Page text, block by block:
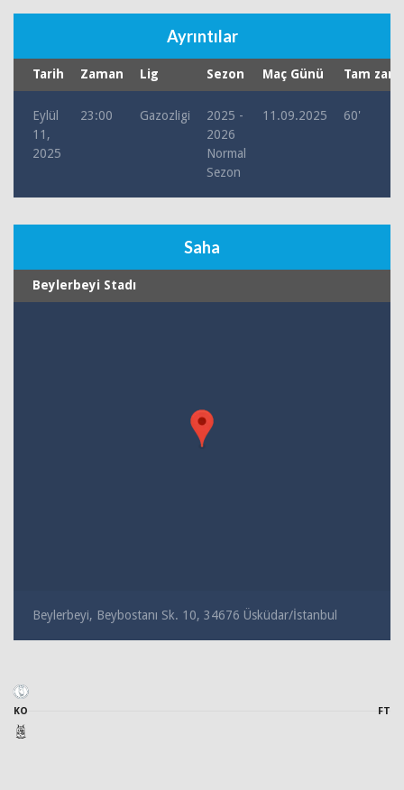
Ayrıntılar
Tarih Zaman Lig Sezon Maç Günü Tam
Eylül
11,
2025
23:00 Gazozligi
2025 -
2026
Normal
Sezon
11.09.2025 60'
Saha
Beylerbeyi Stadı
Beylerbeyi, Beybostanı Sk. 10, 34676 Üsküdar/İstanbul
KO FT